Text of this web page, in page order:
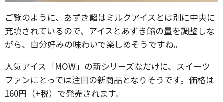
ご覧のように、あずき餡はミルクアイスとは別に中央に
充填されているので、アイスとあずき餡の量を調整しな
がら、自分好みの味わいで楽しめそうですね。
人気アイス「MOW」の新シリーズなだけに、スイーツ
ファンにとっては注目の新商品となりそうです。価格は
160円（+税）で発売されます。